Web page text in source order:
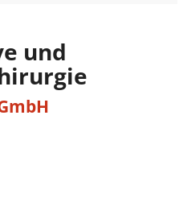
und